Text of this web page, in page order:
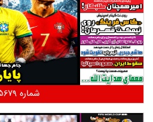
شماره 5679